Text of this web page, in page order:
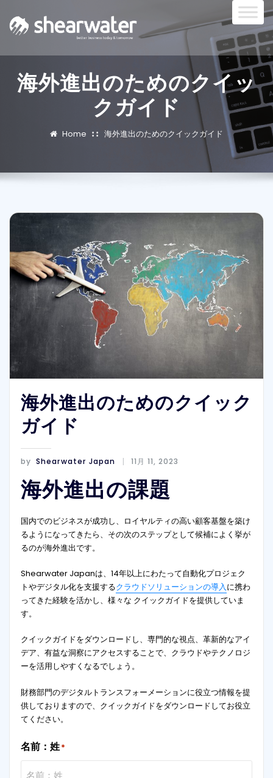
海外進出のためのクイッ
クガイド
Home 海外進出のためのクイックガイド
海外進出のためのクイック
ガイド
by Shearwater Japan 11月 11, 2023
海外進出の課題
国内でのビジネスが成功し、ロイヤルティの高い顧客基盤を築け
るようになってきたら、その次のステップとして候補によく挙が
るのが海外進出です。
Shearwater Japanは、14年以上にわたって自動化プロジェク
トやデジタル化を支援するクラウドソリューションの導入に携わ
ってきた経験を活かし、様々な クイックガイドを提供していま
す。
クイックガイドをダウンロードし、専門的な視点、革新的なアイ
デア、有益な洞察にアクセスすることで、クラウドやテクノロジ
ーを活用しやすくなるでしょう。
財務部門のデジタルトランスフォーメーションに役立つ情報を提
供しておりますので、クイックガイドをダウンロードしてお役立
てください。
名前：姓*